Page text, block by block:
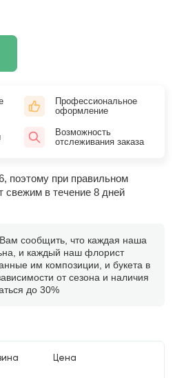
Профессиональное
оформление
Возможность
отслеживания заказа
поэтому при правильном
свежим в течение 8 дней
сообщить, что каждая наша
и каждый наш флорист
им композиции, и букета в
от сезона и наличия
до 30%
Цена